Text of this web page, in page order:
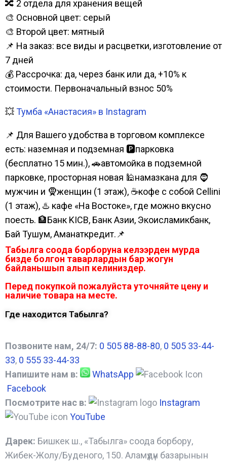
🔀 2 отдела для хранения вещей
🎨 Основной цвет: серый
🎨 Второй цвет: мятный
📌 На заказ: все виды и расцветки, изготовление от
7 дней
💰 Рассрочка: да, через банк или да, +10% к
стоимости. Первоначальный взнос 50%
💥Тумба «Анастасия» в Instagram
📌 Для Вашего удобства в торговом комплексе
есть: наземная и подземная 🅿парковка
(бесплатно 15 мин.), 🚗автомойка в подземной
парковке, просторная новая 🕌намазкана для 🧔
мужчин и 🧕женщин (1 этаж), ☕кофе с собой Cellini
(1 этаж), ♨️ кафе «На Востоке», где можно вкусно
поесть. 🏦Банк KICB, Банк Азии, Экоисламикбанк,
Бай Тушум, Аманаткредит.📌
Табылга соода борборуна келээрден мурда
бизде болгон таварлардын бар жогун
байланышып алып келиниздер.
Перед покупкой пожалуйста уточняйте цену и
наличие товара на месте.
Где находится Табылга?
Позвоните нам, 24/7: 0 505 88-88-80, 0 505 33-44-
33, 0 555 33-44-33
Напишите нам в:
WhatsApp
Facebook
Посмотрите нас в:
Instagram
YouTube
Дарек: Бишкек ш., «Табылга» соода борбору,
Жибек-Жолу/Буденого, 150. Аламүдүн базарынын